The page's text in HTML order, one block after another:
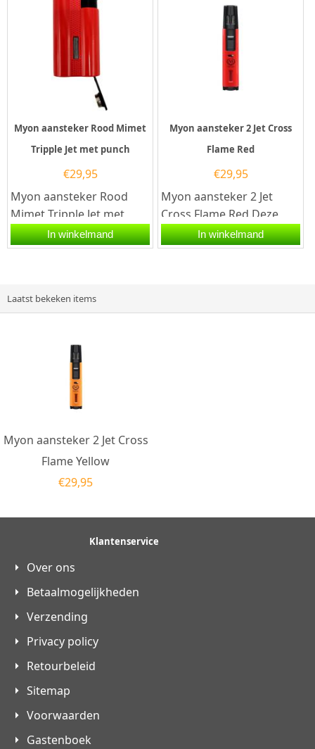
Myon aansteker Rood Mimet
Tripple Jet met punch
€29,95
Myon aansteker Rood
Mimet Tripple Jet met
punch.Deze Myon
aansteker heeft een rode
In winkelmand
Myon aansteker 2 Jet Cross
Flame Red
€29,95
Myon aansteker 2 Jet
Cross Flame Red.Deze
Myon aansteker heeft
een rode afwerking. De
In winkelmand
Laatst bekeken items
Myon aansteker 2 Jet Cross
Flame Yellow
€29,95
Klantenservice
Over ons
Betaalmogelijkheden
Verzending
Privacy policy
Retourbeleid
Sitemap
Voorwaarden
Gastenboek